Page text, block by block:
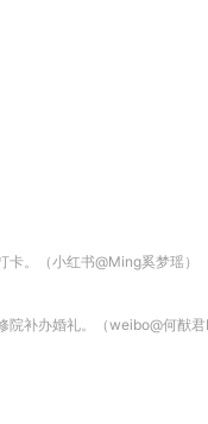
。（小红书@Ming奚梦瑶）
院补办婚礼。（weibo@何猷君